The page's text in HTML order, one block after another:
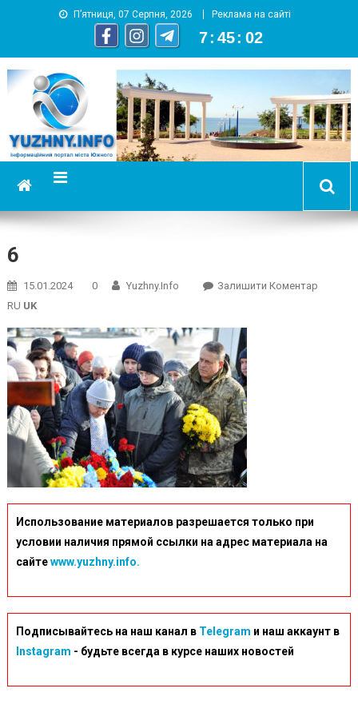
П’ятниця, 07 Серпня, 2026 Реклама на сайті
7 : 45 : 03
YUZHNY.INFO
информационный портал города Южный
6
15.01.2024 0 Yuzhny.info Залишити КоментарOn
RU UK
Использование материалов разрешается только при
условии наличия прямой ссылки на адрес материала на
сайтеwww.yuzhny.info.
Подписывайтесь на наш канал в Telegram и наш аккаунт в
Instagram - будьте всегда в курсе наших новостей